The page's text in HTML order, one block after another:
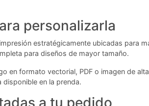
personalizarla
estratégicamente ubicadas para
para diseños de mayor tamaño.
en formato vectorial, PDF o imagen de
en la prenda.
a tu pedido